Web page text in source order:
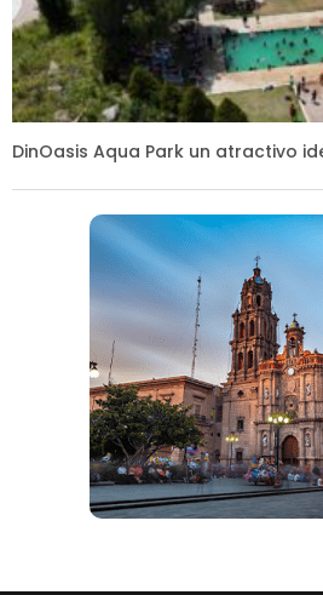
DinOasis Aqua Park un atractivo